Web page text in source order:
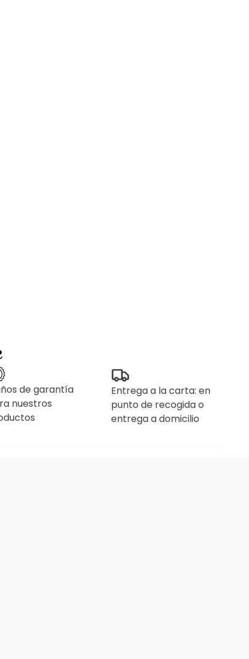
de garantía
nuestros
Entrega a la carta: en
punto de recogida o
entrega a domicilio